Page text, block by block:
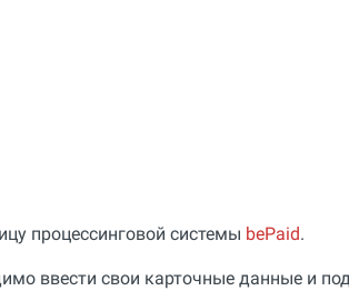
процессинговой системы bePaid.
ввести свои карточные данные и